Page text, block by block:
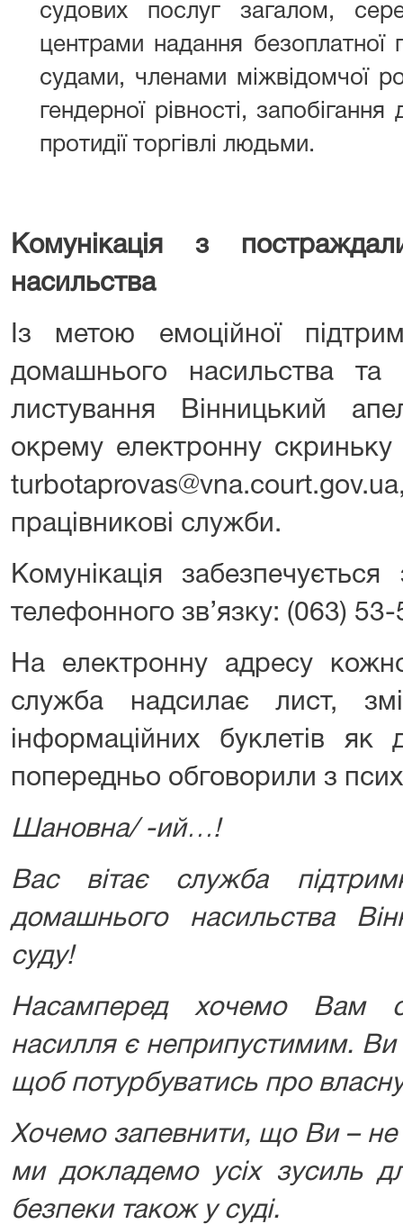
судових послуг загалом,
центрами надання безоплатної
судами, членами міжвідомчої
гендерної рівності,
протидії торгівлі людьми.
Комунікація з
насильства
Із метою емоційної
домашнього насильства та
листування Вінницький
окрему електронну
працівникові служби.
Комунікація
телефонного зв’язку: (063) 53-
На електронну адресу
служба надсилає лист,
інформаційних буклетів як
попередньо обговорили з
Шановна/ -ий…!
Вас вітає служба
домашнього насильства
суду!
Насамперед хочемо Вам
насилля є неприпустимим. Ви
щоб потурбуватись про
Хочемо запевнити, що Ви – не
ми докладемо усіх зусиль
безпеки також у суді.